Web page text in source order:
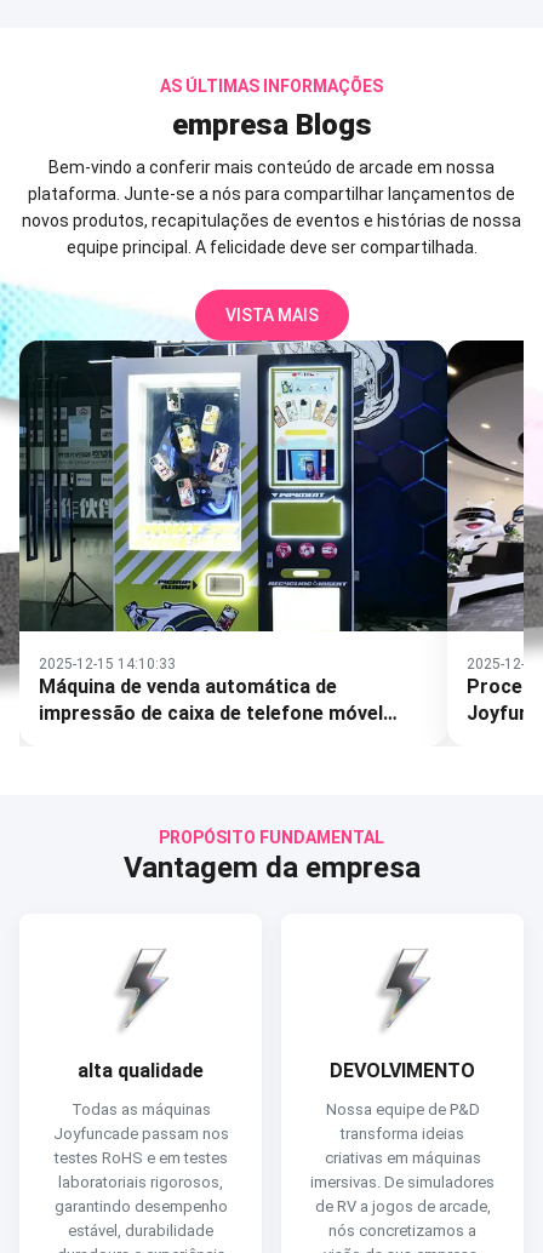
AS ÚLTIMAS INFORMAÇÕES
empresa Blogs
Bem-vindo a conferir mais conteúdo de arcade em nossa
plataforma. Junte-se a nós para compartilhar lançamentos de
novos produtos, recapitulações de eventos e histórias de nossa
equipe principal. A felicidade deve ser compartilhada.
VISTA MAIS
2025-12-12 14:30:04
Processo de Fabricação da Máquina
Joyfuncade Arcade
2025-12-
Como
para o
PROPÓSITO FUNDAMENTAL
Vantagem da empresa
alta qualidade
Todas as máquinas
Joyfuncade passam nos
testes RoHS e em testes
laboratoriais rigorosos,
garantindo desempenho
estável, durabilidade
DEVOLVIMENTO
Nossa equipe de P&D
transforma ideias
criativas em máquinas
imersivas. De simuladores
de RV a jogos de arcade,
nós concretizamos a